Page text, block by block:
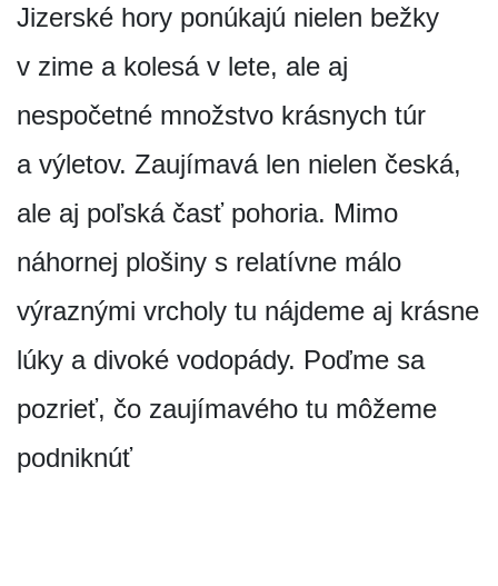
Jizerské hory ponúkajú nielen bežky
v zime a kolesá v lete, ale aj
nespočetné množstvo krásnych túr
a výletov. Zaujímavá len nielen česká,
ale aj poľská časť pohoria. Mimo
náhornej plošiny s relatívne málo
výraznými vrcholy tu nájdeme aj krásne
lúky a divoké vodopády. Poďme sa
pozrieť, čo zaujímavého tu môžeme
podniknúť